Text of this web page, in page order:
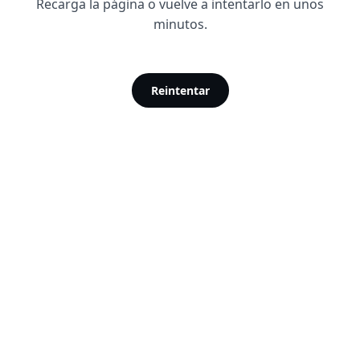
Recarga la página o vuelve a intentarlo en unos
minutos.
Reintentar